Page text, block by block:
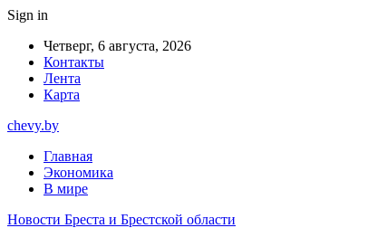
Sign in
Четверг, 6 августа, 2026
Контакты
Лента
Карта
chevy.by
Главная
Экономика
В мире
Новости Бреста и Брестской области